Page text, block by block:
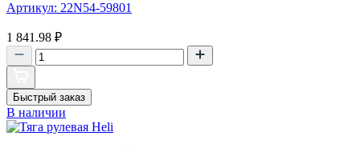
Артикул: 22N54-59801
1 841.98 ₽
Быстрый заказ
В наличии